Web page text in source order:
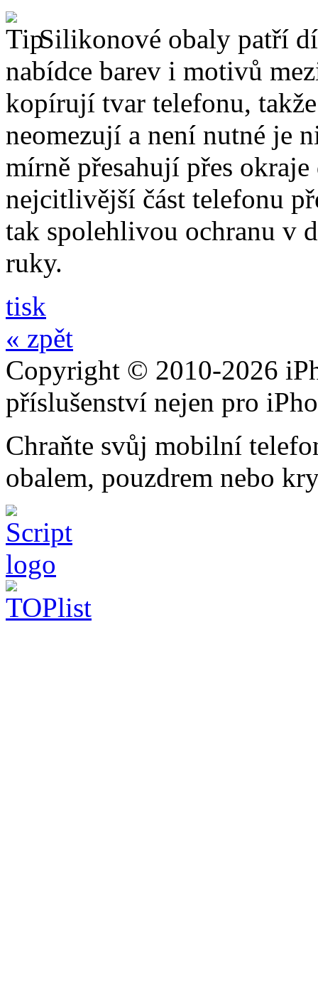
Silikonové obaly patří
nabídce barev i motivů
kopírují tvar telefonu,
neomezují a není nutné je
mírně přesahují přes
nejcitlivější část telefonu
tak spolehlivou ochranu v
ruky.
tisk
« zpět
Copyright © 2010-2026
příslušenství nejen pro
Chraňte svůj mobilní
obalem, pouzdrem nebo